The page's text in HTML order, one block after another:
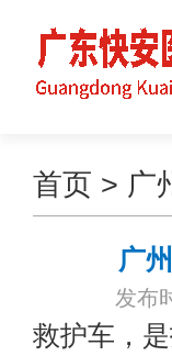
首页 > 广
广
发布
救护车，